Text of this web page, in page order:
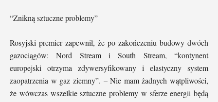
“Znikną sztuczne problemy”
Rosyjski premier zapewnił, że po zakończeniu budowy dwóch
gazociągów: Nord Stream i South Stream, “kontynent
europejski otrzyma zdywersyfikowany i elastyczny system
zaopatrzenia w gaz ziemny”. – Nie mam żadnych wątpliwości,
że wówczas wszelkie sztuczne problemy w sferze energii będą